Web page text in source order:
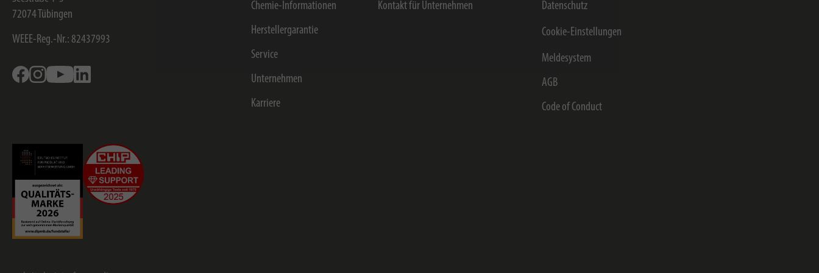
72074 Tübingen
WEEE-Reg.-Nr.: 82437993
FacebookInstagramYoutube
Chemie-Informationen
Herstellergarantie
Service
Unternehmen
Karriere
Kontakt für Unternehmen
Datenschutz
Cookie-Einstellungen
Meldesystem
AGB
Code of Conduct